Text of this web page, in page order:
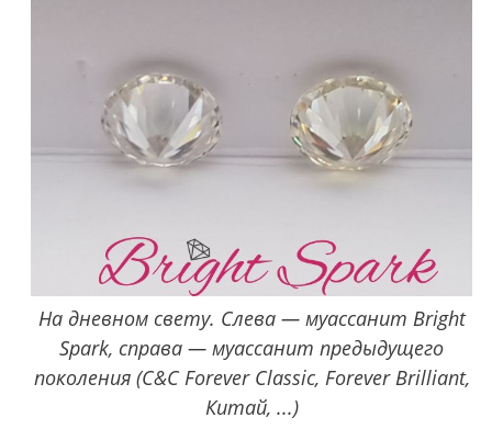
На дневном свету. Слева — муассанит Bright
Spark, справа — муассанит предыдущего
поколения (C&C Forever Classic, Forever Brilliant,
Китай, ...)